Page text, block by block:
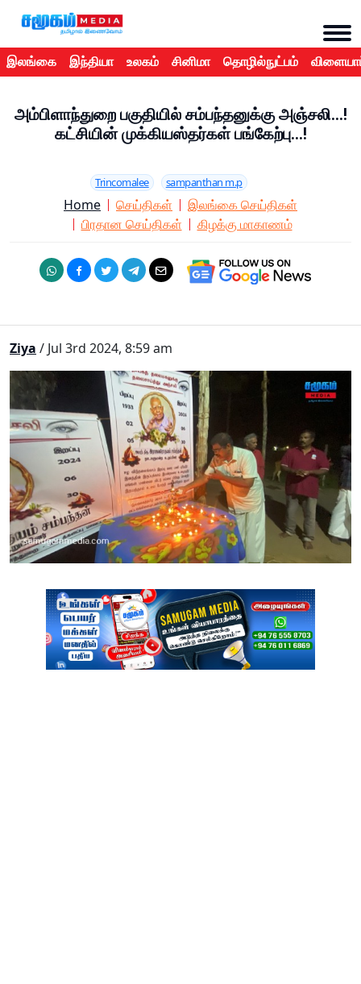
இலங்கை இந்தியா உலகம் சினிமா தொழில்நுட்பம்
அம்பிளாந்துறை பகுதியில் சம்பந்தனுக்கு அஞ்சலி...!
கட்சியின் முக்கியஸ்தர்கள் பங்கேற்பு...!
Trincomalee sampanthan m.p
Home செய்திகள்
இலங்கை செய்திகள்
பிரதான செய்திகள்
கிழக்கு மாகாணம்
Ziya / Jul 3rd 2024, 8:59 am